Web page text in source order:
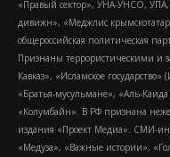
«Правый сектор», УНА-УНСО,
дивижн», «Меджлис
общероссийская политическая
Признаны террористическими и
Кавказ», «Исламское
«Братья-мусульмане», «Аль-
«Колумбайн». В РФ признана
издания «Проект Медиа». СМИ-
«Медуза», «Важные истории»,